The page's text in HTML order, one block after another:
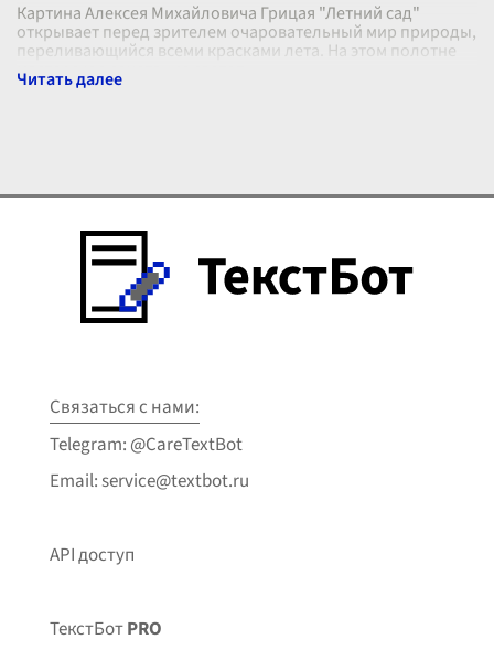
Картина Алексея Михайловича Грицая "Летний сад"
открывает перед зрителем очаровательный мир природы,
переливающийся всеми красками лета. На этом полотне
мастерское сочетание светот
Связаться с нами:
Telegram: @CareTextBot
Email: service@textbot.ru
API доступ
ТекстБотPRO